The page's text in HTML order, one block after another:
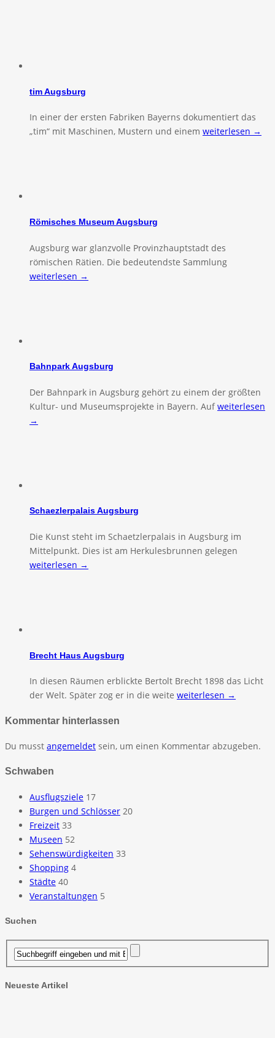
tim Augsburg
In einer der ersten Fabriken Bayerns dokumentiert das
„tim“ mit Maschinen, Mustern und einem weiterlesen →
Römisches Museum Augsburg
Augsburg war glanzvolle Provinzhauptstadt des
römischen Rätien. Die bedeutendste Sammlung
weiterlesen →
Bahnpark Augsburg
Der Bahnpark in Augsburg gehört zu einem der größten
Kultur- und Museumsprojekte in Bayern. Aufweiterlesen
→
Schaezlerpalais Augsburg
Die Kunst steht im Schaetzlerpalais in Augsburg im
Mittelpunkt. Dies ist am Herkulesbrunnen gelegen
weiterlesen →
Brecht Haus Augsburg
In diesen Räumen erblickte Bertolt Brecht 1898 das Licht
der Welt. Später zog er in die weite weiterlesen →
Kommentar hinterlassen
Du musst angemeldet sein, um einen Kommentar abzugeben.
Schwaben
Ausflugsziele 17
Burgen und Schlösser 20
Freizeit 33
Museen 52
Sehenswürdigkeiten 33
Shopping 4
Städte 40
Veranstaltungen 5
Suchen
Neueste Artikel